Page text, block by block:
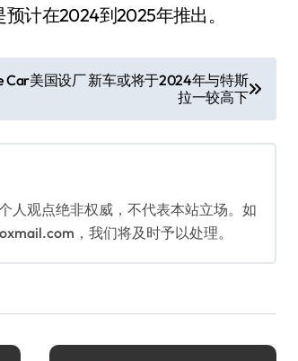
计在2024到2025年推出。
Car美国设厂 新车或将于2024年与特斯
拉一较高下
人观点绝非权威，不代表本站立场。如
，我们将及时予以处理。